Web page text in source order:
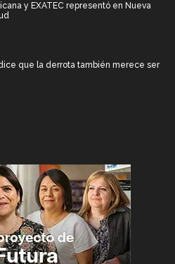
y EXATEC representó en Nueva
que la derrota también merece ser